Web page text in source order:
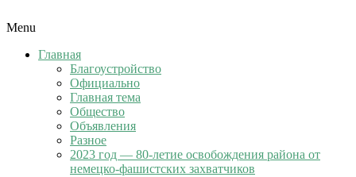
Menu
Главная
Благоустройство
Официально
Главная тема
Общество
Объявления
Разное
2023 год — 80-летие освобождения района от
немецко-фашистских захватчиков